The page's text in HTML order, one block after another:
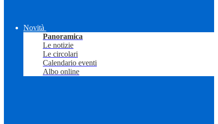
Novità
Panoramica
Le notizie
Le circolari
Calendario eventi
Albo online